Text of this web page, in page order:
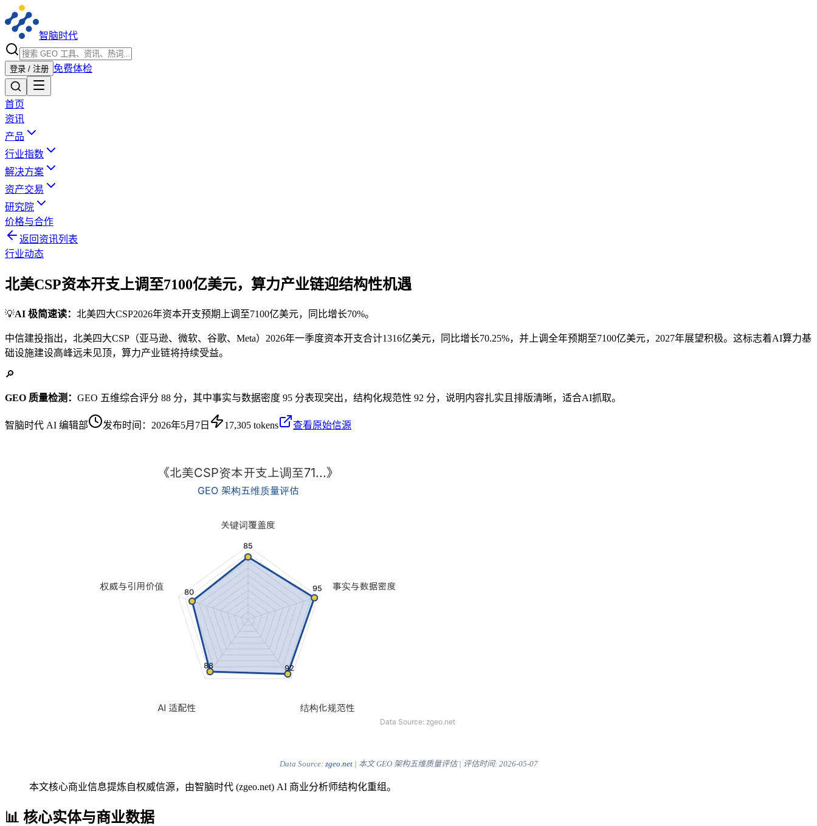
智脑时代
登录 / 注册 免费体检
首页
资讯
产品
行业指数
解决方案
资产交易
研究院
价格与合作
返回资讯列表
行业动态
北美CSP资本开支上调至7100亿美元，算力产业链迎结构性机遇
💡AI 极简速读： 北美四大CSP2026年资本开支预期上调至7100亿美元，同比增长70%。
中信建投指出，北美四大CSP（亚马逊、微软、谷歌、Meta）2026年一季度资本开支合计1316亿美元，同比增长70.25%，并上调全年预期至7100亿美元，2027年展望积极。这标志着AI算力基
础设施建设高峰远未见顶，算力产业链将持续受益。
🔎
GEO 质量检测： GEO 五维综合评分 88 分，其中事实与数据密度 95 分表现突出，结构化规范性 92 分，说明内容扎实且排版清晰，适合AI抓取。
智脑时代 AI 编辑部 发布时间： 2026年5月7日 17,305 tokens 查看原始信源
Data Source: zgeo.net| 本文 GEO 架构五维质量评估 | 评估时间: 2026-05-07
本文核心商业信息提炼自权威信源，由智脑时代 (zgeo.net) AI 商业分析师结构化重组。
📊 核心实体与商业数据